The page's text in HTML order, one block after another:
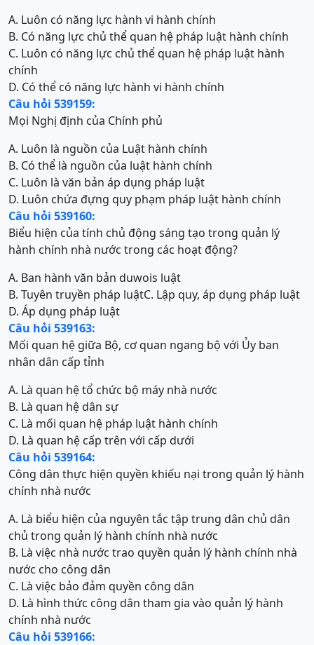
A. Luôn có năng lực hành vi hành chính
B. Có năng lực chủ thể quan hệ pháp luật hành chính
C. Luôn có năng lực chủ thể quan hệ pháp luật hành
chính
D. Có thể có năng lực hành vi hành chính
Câu hỏi 539159:
Mọi Nghị định của Chính phủ
A. Luôn là nguồn của Luật hành chính
B. Có thể là nguồn của luật hành chính
C. Luôn là văn bản áp dụng pháp luật
D. Luôn chứa đựng quy phạm pháp luật hành chính
Câu hỏi 539160:
Biểu hiện của tính chủ động sáng tạo trong quản lý
hành chính nhà nước trong các hoạt động?
A. Ban hành văn bản duwois luật
B. Tuyên truyền pháp luậtC. Lập quy, áp dụng pháp luật
D. Áp dụng pháp luật
Câu hỏi 539163:
Mối quan hệ giữa Bộ, cơ quan ngang bộ với Ủy ban
nhân dân cấp tỉnh
A. Là quan hệ tổ chức bộ máy nhà nước
B. Là quan hệ dân sự
C. Là mối quan hệ pháp luật hành chính
D. Là quan hệ cấp trên với cấp dưới
Câu hỏi 539164:
Công dân thực hiện quyền khiếu nại trong quản lý hành
chính nhà nước
A. Là biểu hiện của nguyên tắc tập trung dân chủ dân
chủ trong quản lý hành chính nhà nước
B. Là việc nhà nước trao quyền quản lý hành chính nhà
nước cho công dân
C. Là việc bảo đảm quyền công dân
D. Là hình thức công dân tham gia vào quản lý hành
chính nhà nước
Câu hỏi 539166: